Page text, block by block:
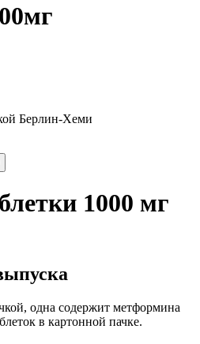
Берлин-Хеми
1000 мг
одна содержит метформина
в картонной пачке.